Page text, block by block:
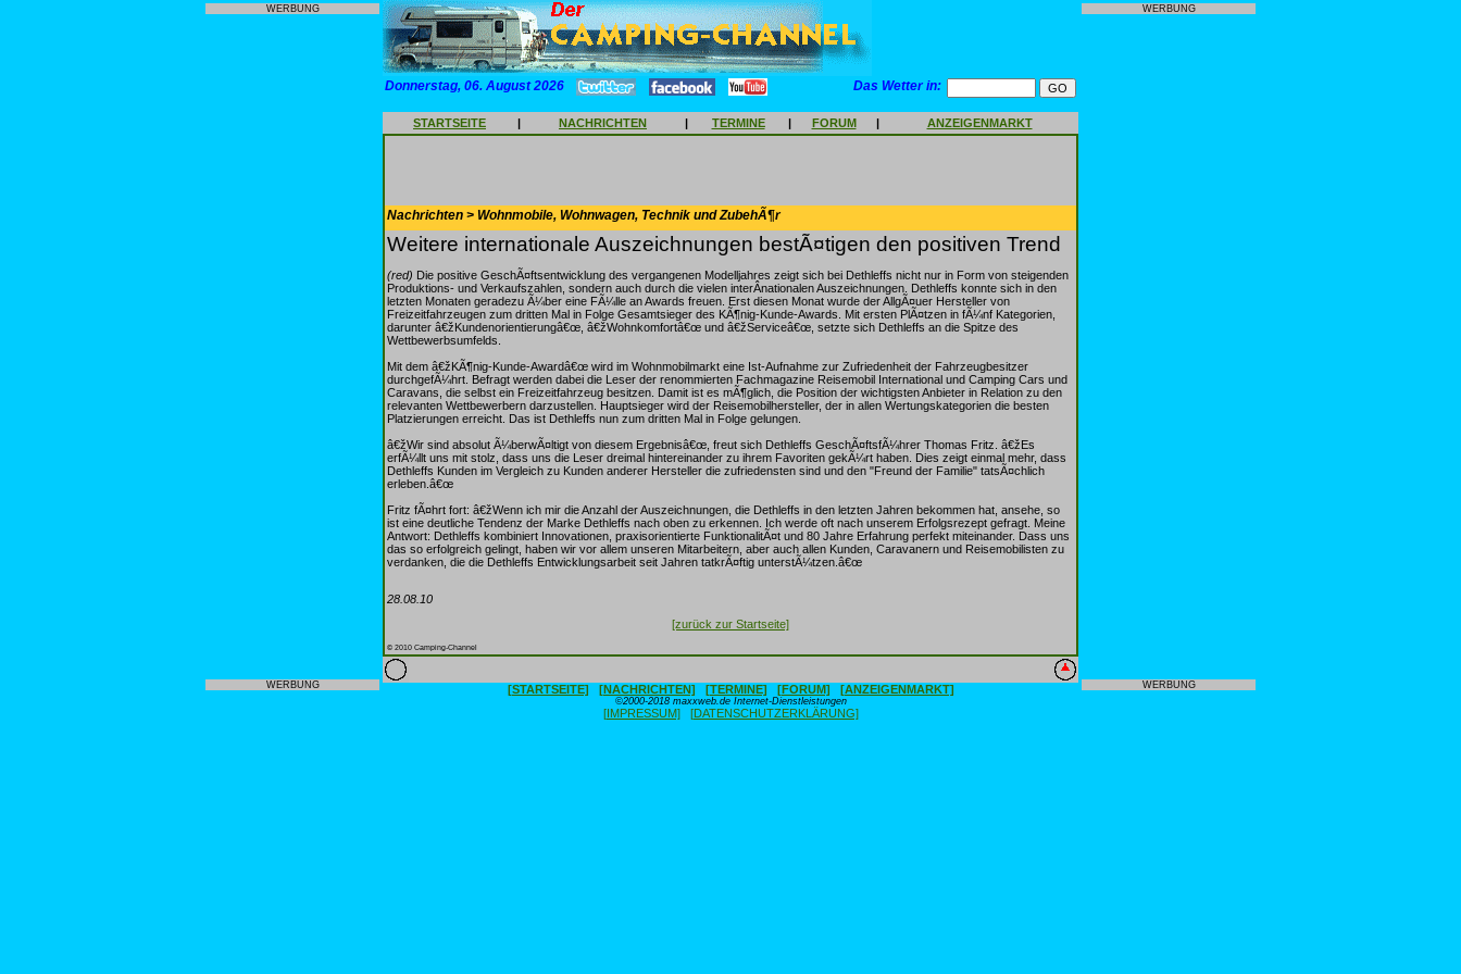
WERBUNG
WERBUNG
Donnerstag, 06. August 2026 Das Wetter in:
STARTSEITE | NACHRICHTEN | TERMINE | FORUM | ANZEIGENMARKT
Nachrichten > Wohnmobile, Wohnwagen, Technik und ZubehÃ¶r
Weitere internationale Auszeichnungen bestÃ¤tigen den positiven Trend
(red) Die positive GeschÃ¤ftsentwicklung des vergangenen Modelljahres zeigt sich bei Dethleffs nicht nur in Form von steigenden
Produktions- und Verkaufszahlen, sondern auch durch die vielen interÂ­nationalen Auszeichnungen. Dethleffs konnte sich in den
letzten Monaten geradezu Ã¼ber eine FÃ¼lle an Awards freuen. Erst diesen Monat wurde der AllgÃ¤uer Hersteller von
Freizeitfahrzeugen zum dritten Mal in Folge Gesamtsieger des KÃ¶nig-Kunde-Awards. Mit ersten PlÃ¤tzen in fÃ¼nf Kategorien,
darunter â€žKundenorientierungâ€œ, â€žWohnkomfortâ€œ und â€žServiceâ€œ, setzte sich Dethleffs an die Spitze des
Wettbewerbsumfelds.
Mit dem â€žKÃ¶nig-Kunde-Awardâ€œ wird im Wohnmobilmarkt eine Ist-Aufnahme zur Zufriedenheit der Fahrzeugbesitzer
durchgefÃ¼hrt. Befragt werden dabei die Leser der renommierten Fachmagazine Reisemobil International und Camping Cars und
Caravans, die selbst ein Freizeitfahrzeug besitzen. Damit ist es mÃ¶glich, die Position der wichtigsten Anbieter in Relation zu den
relevanten Wettbewerbern darzustellen. Hauptsieger wird der Reisemobilhersteller, der in allen Wertungskategorien die besten
Platzierungen erreicht. Das ist Dethleffs nun zum dritten Mal in Folge gelungen.
â€žWir sind absolut Ã¼berwÃ¤ltigt von diesem Ergebnisâ€œ, freut sich Dethleffs GeschÃ¤ftsfÃ¼hrer Thomas Fritz. â€žEs
erfÃ¼llt uns mit stolz, dass uns die Leser dreimal hintereinander zu ihrem Favoriten gekÃ¼rt haben. Dies zeigt einmal mehr, dass
Dethleffs Kunden im Vergleich zu Kunden anderer Hersteller die zufriedensten sind und den "Freund der Familie" tatsÃ¤chlich
erleben.â€œ
Fritz fÃ¤hrt fort: â€žWenn ich mir die Anzahl der Auszeichnungen, die Dethleffs in den letzten Jahren bekommen hat, ansehe, so
ist eine deutliche Tendenz der Marke Dethleffs nach oben zu erkennen. Ich werde oft nach unserem Erfolgsrezept gefragt. Meine
Antwort: Dethleffs kombiniert Innovationen, praxisorientierte FunktionalitÃ¤t und 80 Jahre Erfahrung perfekt miteinander. Dass uns
das so erfolgreich gelingt, haben wir vor allem unseren Mitarbeitern, aber auch allen Kunden, Caravanern und Reisemobilisten zu
verdanken, die die Dethleffs Entwicklungsarbeit seit Jahren tatkrÃ¤ftig unterstÃ¼tzen.â€œ
28.08.10
[zurück zur Startseite]
© 2010 Camping-Channel
[STARTSEITE] [NACHRICHTEN] [TERMINE] [FORUM] [ANZEIGENMARKT]
©2000-2018 maxxweb.de Internet-Dienstleistungen
[IMPRESSUM] [DATENSCHUTZERKLÄRUNG]
WERBUNG
WERBUNG